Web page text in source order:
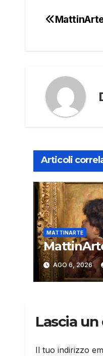
Articoli
MATTINARTE
AGO 6, 2026
Lascia
Il tuo indirizzo